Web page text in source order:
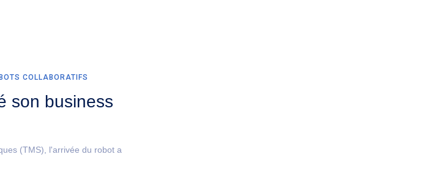
COLLABORATIFS
son business
(TMS), l'arrivée du robot a